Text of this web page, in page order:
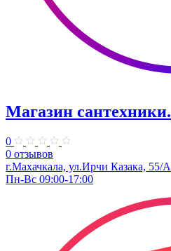
Магазин сантехники.
0
0 отзывов
г.Махачкала, ул.Ирчи Казака, 55/А
Пн-Вс 09:00-17:00